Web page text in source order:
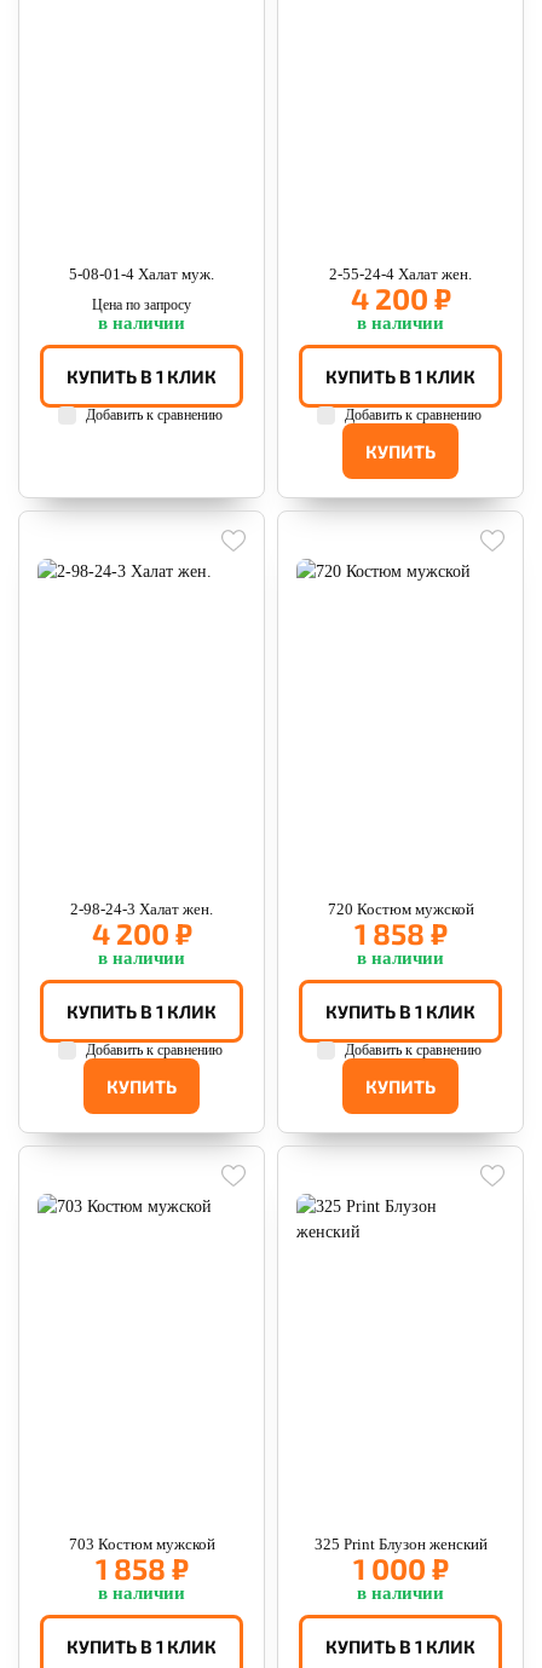
5-08-01-4 Халат муж.
Цена по запросу
в наличии
КУПИТЬ В 1 КЛИК
Добавить к сравнению
2-55-24-4 Халат жен.
4 200 ₽
в наличии
КУПИТЬ
КУПИТЬ В 1 КЛИК
Добавить к сравнению
2-98-24-3 Халат жен.
4 200 ₽
в наличии
КУПИТЬ
КУПИТЬ В 1 КЛИК
Добавить к сравнению
720 Костюм мужской
1 858 ₽
в наличии
КУПИТЬ
КУПИТЬ В 1 КЛИК
Добавить к сравнению
703 Костюм мужской
1 858 ₽
в наличии
КУПИТЬ В 1 КЛИК
325 Print Блузон женский
1 000 ₽
в наличии
КУПИТЬ В 1 КЛИК